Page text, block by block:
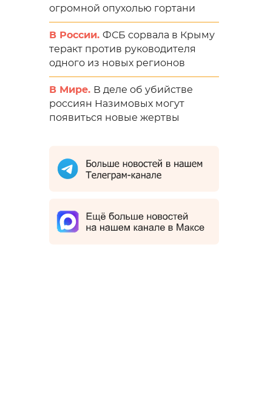
огромной опухолью гортани
В России. ФСБ сорвала в Крыму
теракт против руководителя
одного из новых регионов
В Мире. В деле об убийстве
россиян Назимовых могут
появиться новые жертвы